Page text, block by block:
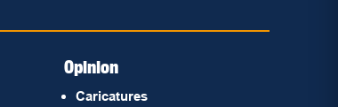
Opinion
Caricatures